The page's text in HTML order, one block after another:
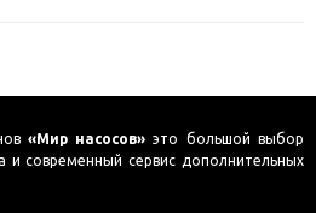
«Мир насосов» это большой выбор
и современный сервис дополнительных